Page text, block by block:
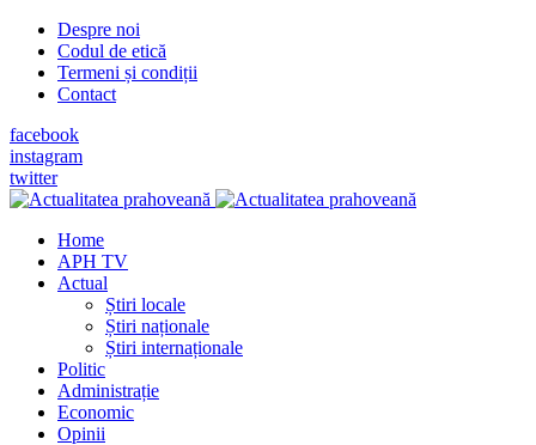
Despre noi
Codul de etică
Termeni și condiții
Contact
facebook
instagram
twitter
Home
APH TV
Actual
Știri locale
Știri naționale
Știri internaționale
Politic
Administrație
Economic
Opinii